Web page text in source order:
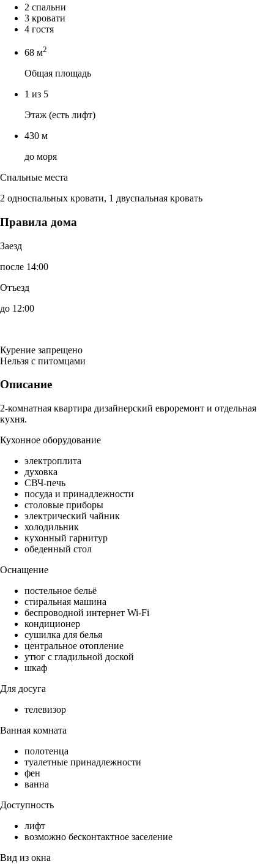
2 спальни
3 кровати
4 гостя
68 м2
Общая площадь
1 из 5
Этаж (есть лифт)
430 м
до моря
Спальные места
2 односпальных кровати, 1 двуспальная кровать
Правила дома
Заезд
после 14:00
Отъезд
до 12:00
Курение запрещено
Нельзя с питомцами
Описание
2-комнатная квартира дизайнерский евроремонт и отдельная
кухня.
Кухонное оборудование
электроплита
духовка
СВЧ-печь
посуда и принадлежности
столовые приборы
электрический чайник
холодильник
кухонный гарнитур
обеденный стол
Оснащение
постельное бельё
стиральная машина
беспроводной интернет Wi-Fi
кондиционер
сушилка для белья
центральное отопление
утюг с гладильной доской
шкаф
Для досуга
телевизор
Ванная комната
полотенца
туалетные принадлежности
фен
ванна
Доступность
лифт
возможно бесконтактное заселение
Вид из окна